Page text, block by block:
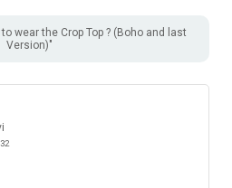
wear the Crop Top ? (Boho and last
Version)"